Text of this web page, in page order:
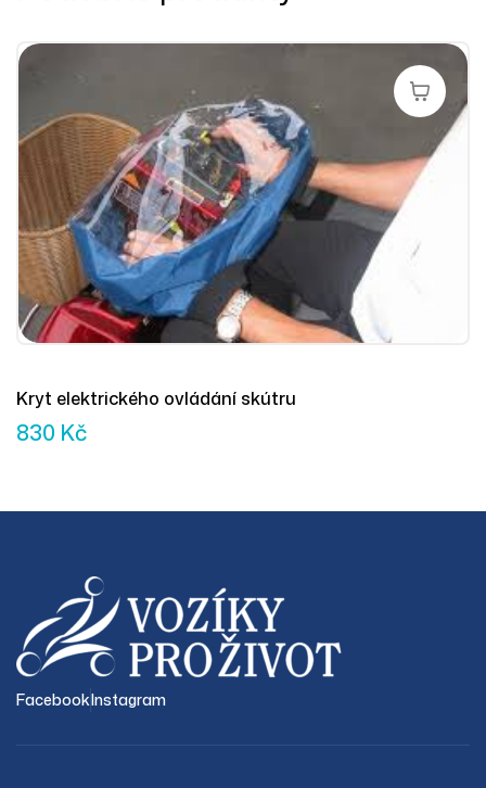
Přidat Do
Kryt elektrického ovládání skútru
830 Kč
FacebookInstagram